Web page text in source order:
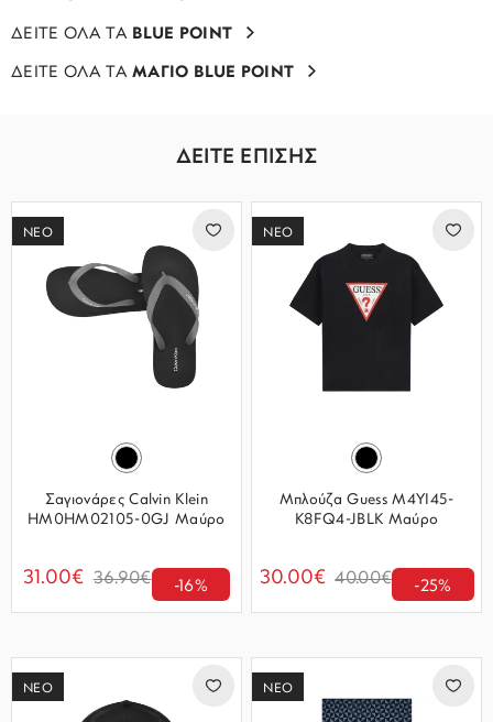
ΔΕΙΤΕ ΟΛΑ ΤΑ BLUE POINT
ΔΕΙΤΕ ΟΛΑ ΤΑΜΑΓΙΟ BLUE POINT
ΔΕΙΤΕ ΕΠΙΣΗΣ
ΝΕΟ
Σαγιονάρες Calvin Klein
HM0HM02105-0GJ Μαύρο
31.00€ 36.90€ -16%
ΝΕΟ
Μπλούζα Guess M4YI45-
K8FQ4-JBLK Μαύρο
30.00€ 40.00€ -25%
ΝΕΟ ΝΕΟ